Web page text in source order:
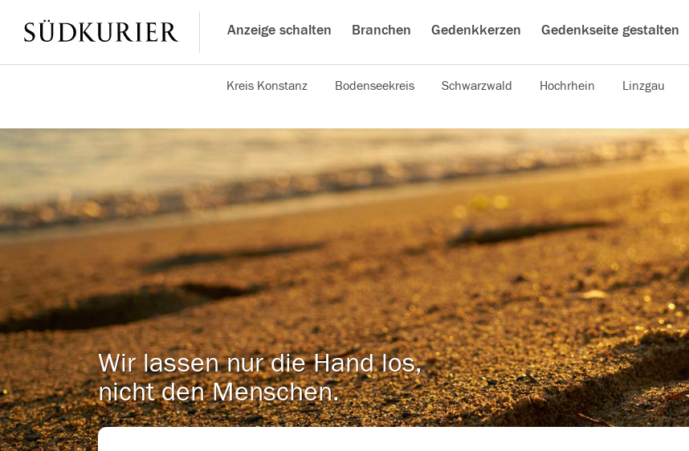
Anzeige schalten Branchen Gedenkkerzen Gedenkseite gestalten
Kreis Konstanz Bodenseekreis Schwarzwald Hochrhein Linzgau
Wir lassen nur die Hand los,
nicht den Menschen.